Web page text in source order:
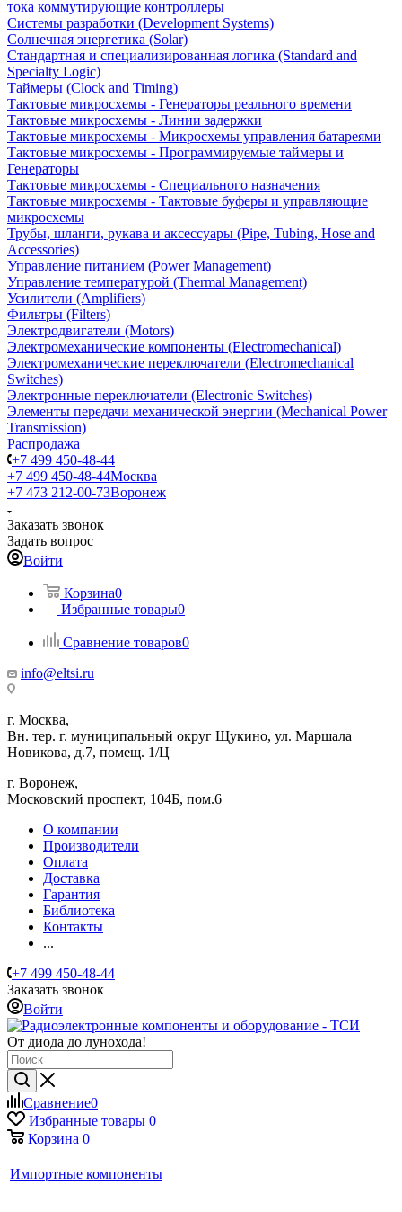
тока коммутирующие контроллеры
Системы разработки (Development Systems)
Солнечная энергетика (Solar)
Стандартная и специализированная логика (Standard and
Specialty Logic)
Таймеры (Clock and Timing)
Тактовые микросхемы - Генераторы реального времени
Тактовые микросхемы - Линии задержки
Тактовые микросхемы - Микросхемы управления батареями
Тактовые микросхемы - Программируемые таймеры и
Генераторы
Тактовые микросхемы - Специального назначения
Тактовые микросхемы - Тактовые буферы и управляющие
микросхемы
Трубы, шланги, рукава и аксессуары (Pipe, Tubing, Hose and
Accessories)
Управление питанием (Power Management)
Управление температурой (Thermal Management)
Усилители (Amplifiers)
Фильтры (Filters)
Электродвигатели (Motors)
Электромеханические компоненты (Electromechanical)
Электромеханические переключатели (Electromechanical
Switches)
Электронные переключатели (Electronic Switches)
Элементы передачи механической энергии (Mechanical Power
Transmission)
Распродажа
+7 499 450-48-44
+7 499 450-48-44Москва
+7 473 212-00-73Воронеж
Заказать звонок
Задать вопрос
Войти
Корзина0
Избранные товары0
Сравнение товаров0
info@eltsi.ru
г. Москва,
Вн. тер. г. муниципальный округ Щукино, ул. Маршала
Новикова, д.7, помещ. 1/Ц
г. Воронеж,
​Московский проспект, 104Б, пом.6
О компании
Производители
Оплата
Доставка
Гарантия
Библиотека
Контакты
...
+7 499 450-48-44
Заказать звонок
Войти
От диода до лунохода!
Сравнение0
Избранные товары 0
Корзина 0
Импортные компоненты